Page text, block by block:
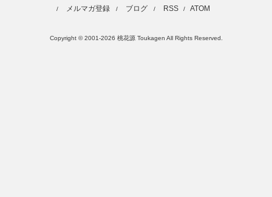
/ メルマガ登録 / ブログ / RSS / ATOM
Copyright © 2001-2026 桃花源 Toukagen All Rights Reserved.